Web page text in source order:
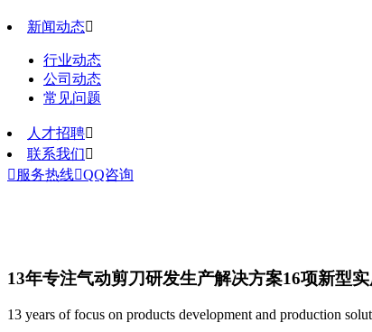
新闻动态
行业动态
公司动态
常见问题
人才招聘
联系我们
 服务热线QQ咨询
13年专注气动剪刀研发生产解决方案16项新型实
13 years of focus on products development and production